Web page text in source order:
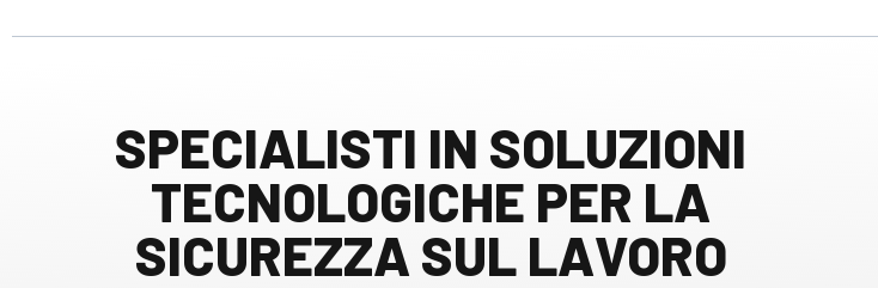
SPECIALISTI IN SOLUZIONI
TECNOLOGICHE PER LA
SICUREZZA SUL LAVORO